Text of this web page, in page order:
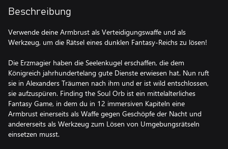
Beschreibung
Verwende deine Armbrust als Verteidigungswaffe und als
Werkzeug, um die Rätsel eines dunklen Fantasy-Reichs zu lösen!
Die Erzmagier haben die Seelenkugel erschaffen, die dem
Königreich jahrhundertelang gute Dienste erwiesen hat. Nun ruft
sie in Alexanders Träumen nach ihm und er ist wild entschlossen,
sie aufzuspüren. Finding the Soul Orb ist ein mittelalterliches
Fantasy Game, in dem du in 12 immersiven Kapiteln eine
Armbrust einerseits als Waffe gegen Geschöpfe der Nacht und
andererseits als Werkzeug zum Lösen von Umgebungsrätseln
einsetzen musst.